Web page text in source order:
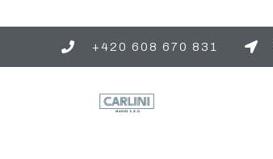
+420 608 670 831